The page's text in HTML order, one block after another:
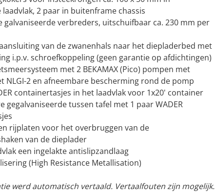
2 paar in buitenframe chassis
galvaniseerde verbreders, uitschuifbaar ca. 230 mm per
van de zwanenhals naar het diepladerbed met
i.p.v. schroefkoppeling (geen garantie op afdichtingen)
met 2 BEKAMAX (Pico) pompen met
NLGI-2 en afneembare bescherming rond de pomp
containertasjes in het laadvlak voor 1x20' container
gegalvaniseerde tussen tafel met 1 paar WADER
rijplaten voor het overbruggen van de
van de dieplader
een ingelakte antislipzandlaag
(High Resistance Metallisation)
werd automatisch vertaald. Vertaalfouten zijn mogelijk.